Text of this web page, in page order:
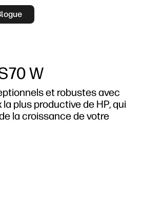
W
et robustes avec
la plus productive de HP, qui
la croissance de votre